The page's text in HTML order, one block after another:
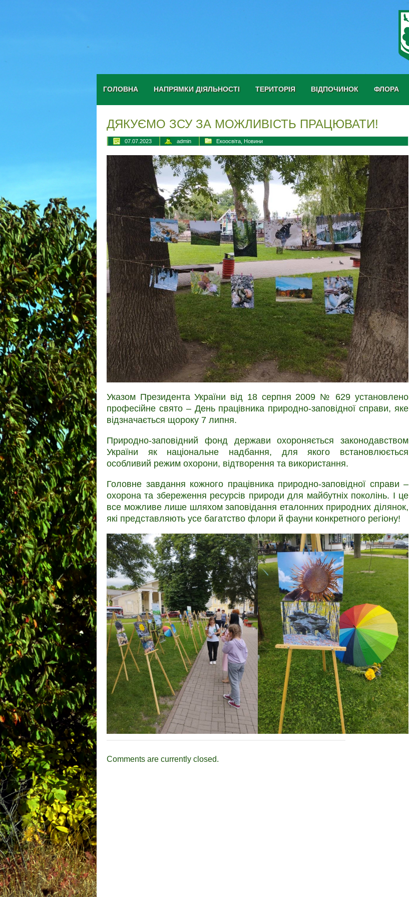
ГОЛОВНА НАПРЯМКИ ДІЯЛЬНОСТІ ТЕРИТОРІЯ ВІДПОЧИНОК ФЛОРА
ДЯКУЄМО ЗСУ ЗА МОЖЛИВІСТЬ ПРАЦЮВАТИ!
07.07.2023 admin Екоосвіта Новини
Указом Президента України від 18 серпня 2009 № 629 установлено
професійне свято – День працівника природно-заповідної справи, яке
відзначається щороку 7 липня.
Природно-заповідний фонд держави охороняється законодавством
України як національне надбання, для якого встановлюється
особливий режим охорони, відтворення та використання.
Головне завдання кожного працівника природно-заповідної справи –
охорона та збереження ресурсів природи для майбутніх поколінь. І це
все можливе лише шляхом заповідання еталонних природних ділянок,
які представляють усе багатство флори й фауни конкретного регіону!
Comments are currently closed.